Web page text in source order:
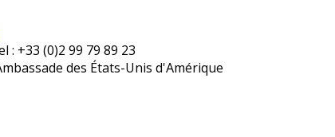
: +33 (0)2 99 79 89 23
des États-Unis d'Amérique